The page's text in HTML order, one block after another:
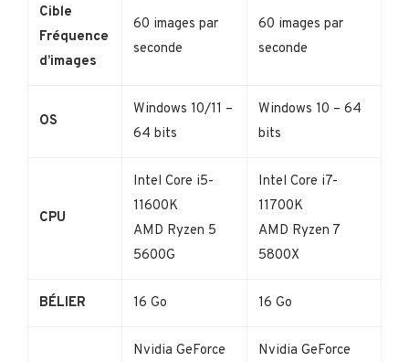
Cible
Fréquence
d’images
60 images par
seconde
60 images par
seconde
OS
Windows 10/11 –
64 bits
Windows 10 – 64
bits
CPU
Intel Core i5-
11600K
AMD Ryzen 5
5600G
Intel Core i7-
11700K
AMD Ryzen 7
5800X
BÉLIER 16 Go 16 Go
Nvidia GeForce
Nvidia GeForce